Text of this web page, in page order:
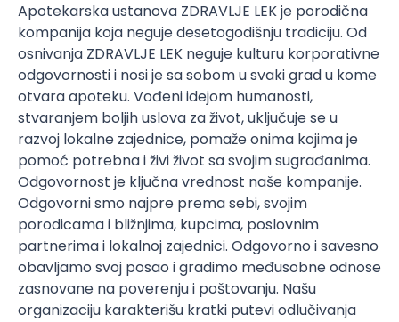
Apotekarska ustanova ZDRAVLJE LEK je porodična
kompanija koja neguje desetogodišnju tradiciju. Od
osnivanja ZDRAVLJE LEK neguje kulturu korporativne
odgovornosti i nosi je sa sobom u svaki grad u kome
otvara apoteku. Vođeni idejom humanosti,
stvaranjem boljih uslova za život, uključuje se u
razvoj lokalne zajednice, pomaže onima kojima je
pomoć potrebna i živi život sa svojim sugrađanima.
Odgovornost je ključna vrednost naše kompanije.
Odgovorni smo najpre prema sebi, svojim
porodicama i bližnjima, kupcima, poslovnim
partnerima i lokalnoj zajednici. Odgovorno i savesno
obavljamo svoj posao i gradimo međusobne odnose
zasnovane na poverenju i poštovanju. Našu
organizaciju karakterišu kratki putevi odlučivanja